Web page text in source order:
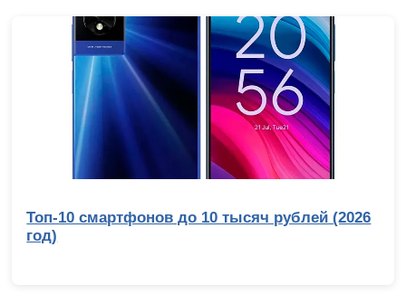
Топ-10 смартфонов до 10 тысяч рублей (2026
год)